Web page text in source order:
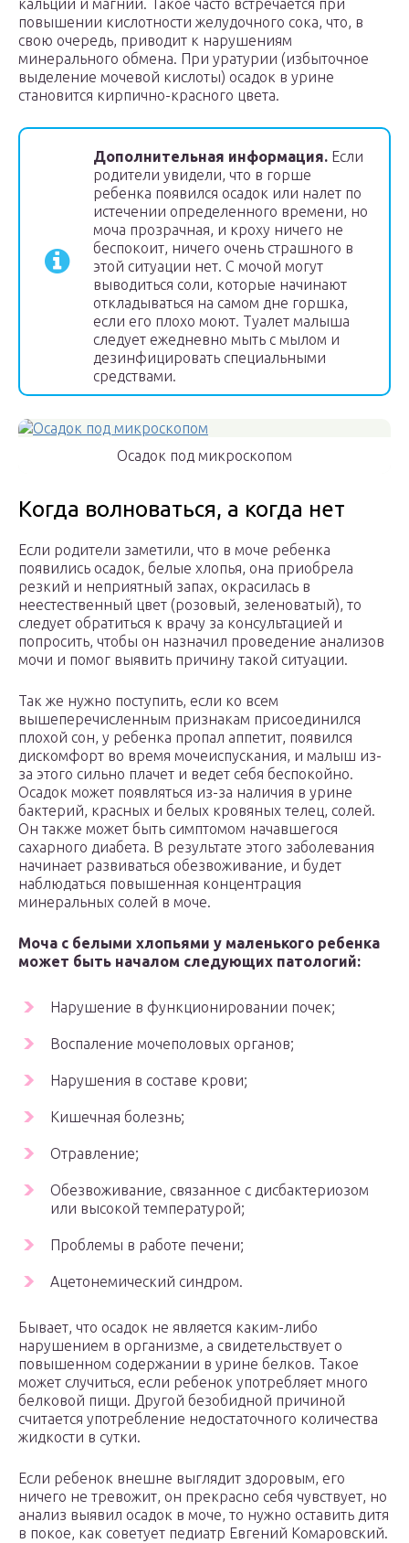
кальций и магний. Такое часто встречается при
повышении кислотности желудочного сока, что, в
свою очередь, приводит к нарушениям
минерального обмена. При уратурии (избыточное
выделение мочевой кислоты) осадок в урине
становится кирпично-красного цвета.
Дополнительная информация. Если
родители увидели, что в горше
ребенка появился осадок или налет по
истечении определенного времени, но
моча прозрачная, и кроху ничего не
беспокоит, ничего очень страшного в
этой ситуации нет. С мочой могут
выводиться соли, которые начинают
откладываться на самом дне горшка,
если его плохо моют. Туалет малыша
следует ежедневно мыть с мылом и
дезинфицировать специальными
средствами.
Осадок под микроскопом
Когда волноваться, а когда нет
Если родители заметили, что в моче ребенка
появились осадок, белые хлопья, она приобрела
резкий и неприятный запах, окрасилась в
неестественный цвет (розовый, зеленоватый), то
следует обратиться к врачу за консультацией и
попросить, чтобы он назначил проведение анализов
мочи и помог выявить причину такой ситуации.
Так же нужно поступить, если ко всем
вышеперечисленным признакам присоединился
плохой сон, у ребенка пропал аппетит, появился
дискомфорт во время мочеиспускания, и малыш из-
за этого сильно плачет и ведет себя беспокойно.
Осадок может появляться из-за наличия в урине
бактерий, красных и белых кровяных телец, солей.
Он также может быть симптомом начавшегося
сахарного диабета. В результате этого заболевания
начинает развиваться обезвоживание, и будет
наблюдаться повышенная концентрация
минеральных солей в моче.
Моча с белыми хлопьями у маленького ребенка
может быть началом следующих патологий:
Нарушение в функционировании почек;
Воспаление мочеполовых органов;
Нарушения в составе крови;
Кишечная болезнь;
Отравление;
Обезвоживание, связанное с дисбактериозом
или высокой температурой;
Проблемы в работе печени;
Ацетонемический синдром.
Бывает, что осадок не является каким-либо
нарушением в организме, а свидетельствует о
повышенном содержании в урине белков. Такое
может случиться, если ребенок употребляет много
белковой пищи. Другой безобидной причиной
считается употребление недостаточного количества
жидкости в сутки.
Если ребенок внешне выглядит здоровым, его
ничего не тревожит, он прекрасно себя чувствует, но
анализ выявил осадок в моче, то нужно оставить дитя
в покое, как советует педиатр Евгений Комаровский.